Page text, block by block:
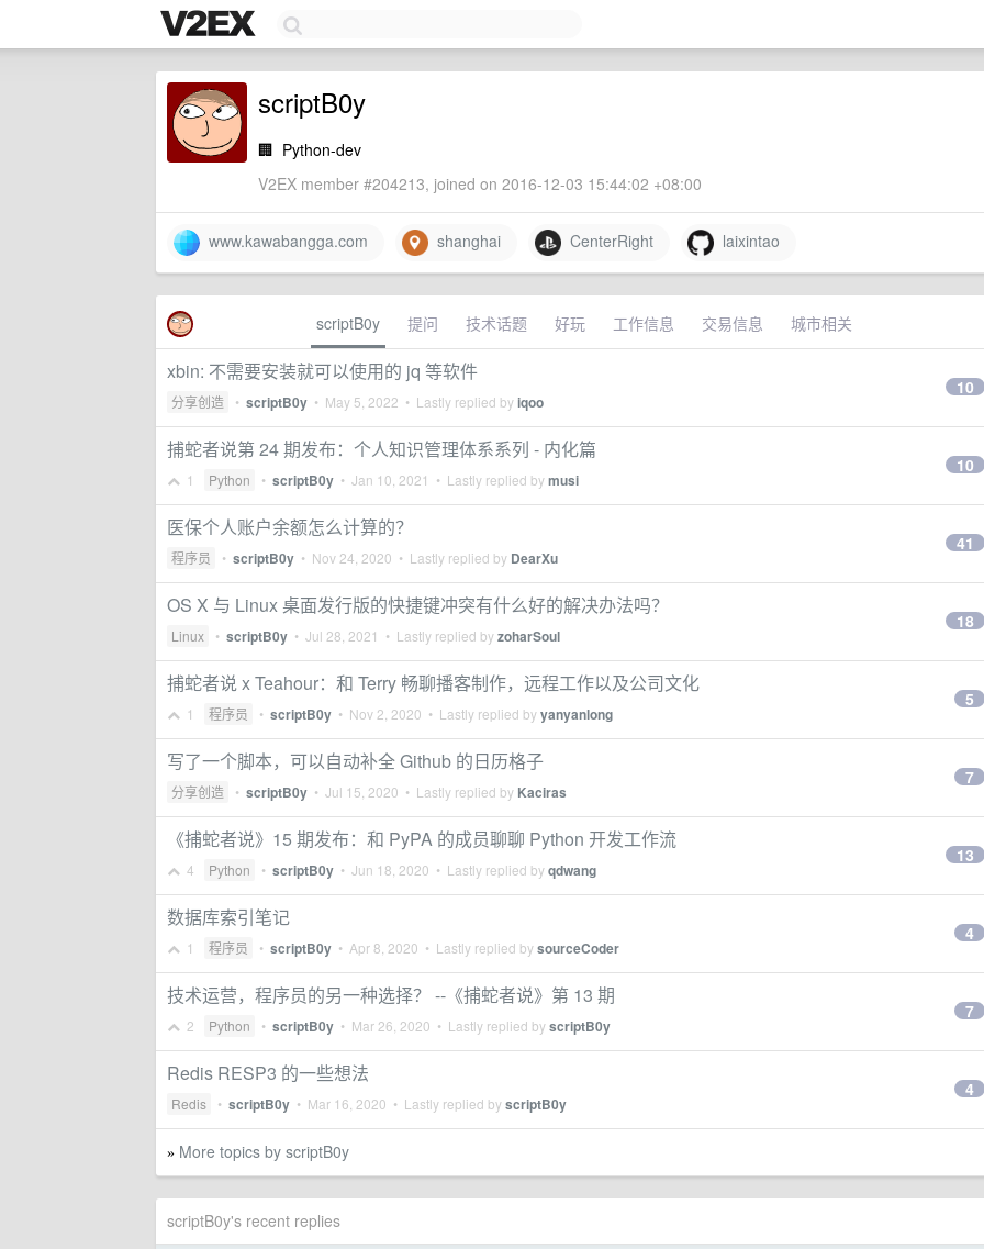
scriptB0y
🏢 Python-dev
V2EX member #204213, joined on 2016-12-03 15:44:02 +08:00
www.kawabangga.com shanghai CenterRight laixintao
scriptB0y 提问 技术话题 好玩 工作信息 交易信息 城市相关
xbin: 不需要安装就可以使用的 jq 等软件
分享创造 • scriptB0y • May 5, 2022 • Lastly replied byiqoo
10
捕蛇者说第 24 期发布：个人知识管理体系系列 - 内化篇
1 Python • scriptB0y • Jan 10, 2021 • Lastly replied bymusi
10
医保个人账户余额怎么计算的？
程序员 • scriptB0y • Nov 24, 2020 • Lastly replied by DearXu
41
OS X 与 Linux 桌面发行版的快捷键冲突有什么好的解决办法吗？
Linux • scriptB0y • Jul 28, 2021 • Lastly replied byzoharSoul
18
捕蛇者说 x Teahour：和 Terry 畅聊播客制作，远程工作以及公司文化
1 程序员 • scriptB0y • Nov 2, 2020 • Lastly replied byyanyanlong
5
写了一个脚本，可以自动补全 Github 的日历格子
分享创造 • scriptB0y • Jul 15, 2020 • Lastly replied by Kaciras
7
《捕蛇者说》15 期发布：和 PyPA 的成员聊聊 Python 开发工作流
4 Python • scriptB0y • Jun 18, 2020 • Lastly replied byqdwang
13
数据库索引笔记
1 程序员 • scriptB0y • Apr 8, 2020 • Lastly replied bysourceCoder
4
技术运营，程序员的另一种选择？ --《捕蛇者说》第 13 期
2 Python • scriptB0y • Mar 26, 2020 • Lastly replied byscriptB0y
7
Redis RESP3 的一些想法
Redis • scriptB0y • Mar 16, 2020 • Lastly replied byscriptB0y
4
» More topics by scriptB0y
scriptB0y's recent replies